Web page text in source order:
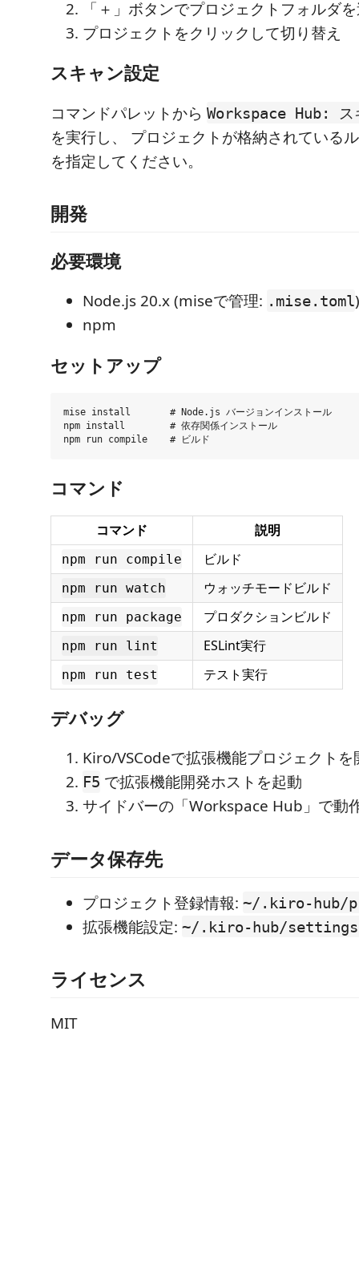
「＋」ボタンでプロジェクトフォルダ
プロジェクトをクリックして切り替え
スキャン設定
コマンドパレットから Workspace Hub: ス
を実行し、 プロジェクトが格納されている
を指定してください。
開発
必要環境
Node.js 20.x (miseで管理: .mise.toml)
npm
セットアップ
mise install       # Node.js バージョンインストール
npm install        # 依存関係インストール
コマンド
コマンド 説明
npm run compile ビルド
npm run watch ウォッチモードビルド
npm run package プロダクションビルド
npm run lint ESLint実行
npm run test テスト実行
デバッグ
Kiro/VSCodeで拡張機能プロジェクトを
F5 で拡張機能開発ホストを起動
サイドバーの「Workspace Hub」で動
データ保存先
プロジェクト登録情報: ~/.kiro-hub/
拡張機能設定: ~/.kiro-hub/
ライセンス
MIT